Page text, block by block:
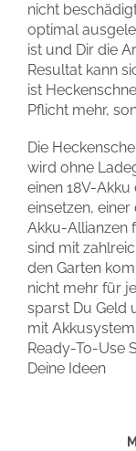
nicht
optimal
ist und Dir die
Resultat kann
ist
Pflicht mehr,
Die
wird ohne
einen 18V-Akku
einsetzen,
Akku-Allianzen
sind mit
den Garten
nicht mehr für
sparst Du Geld
mit
Ready-To-Use
Deine Ideen